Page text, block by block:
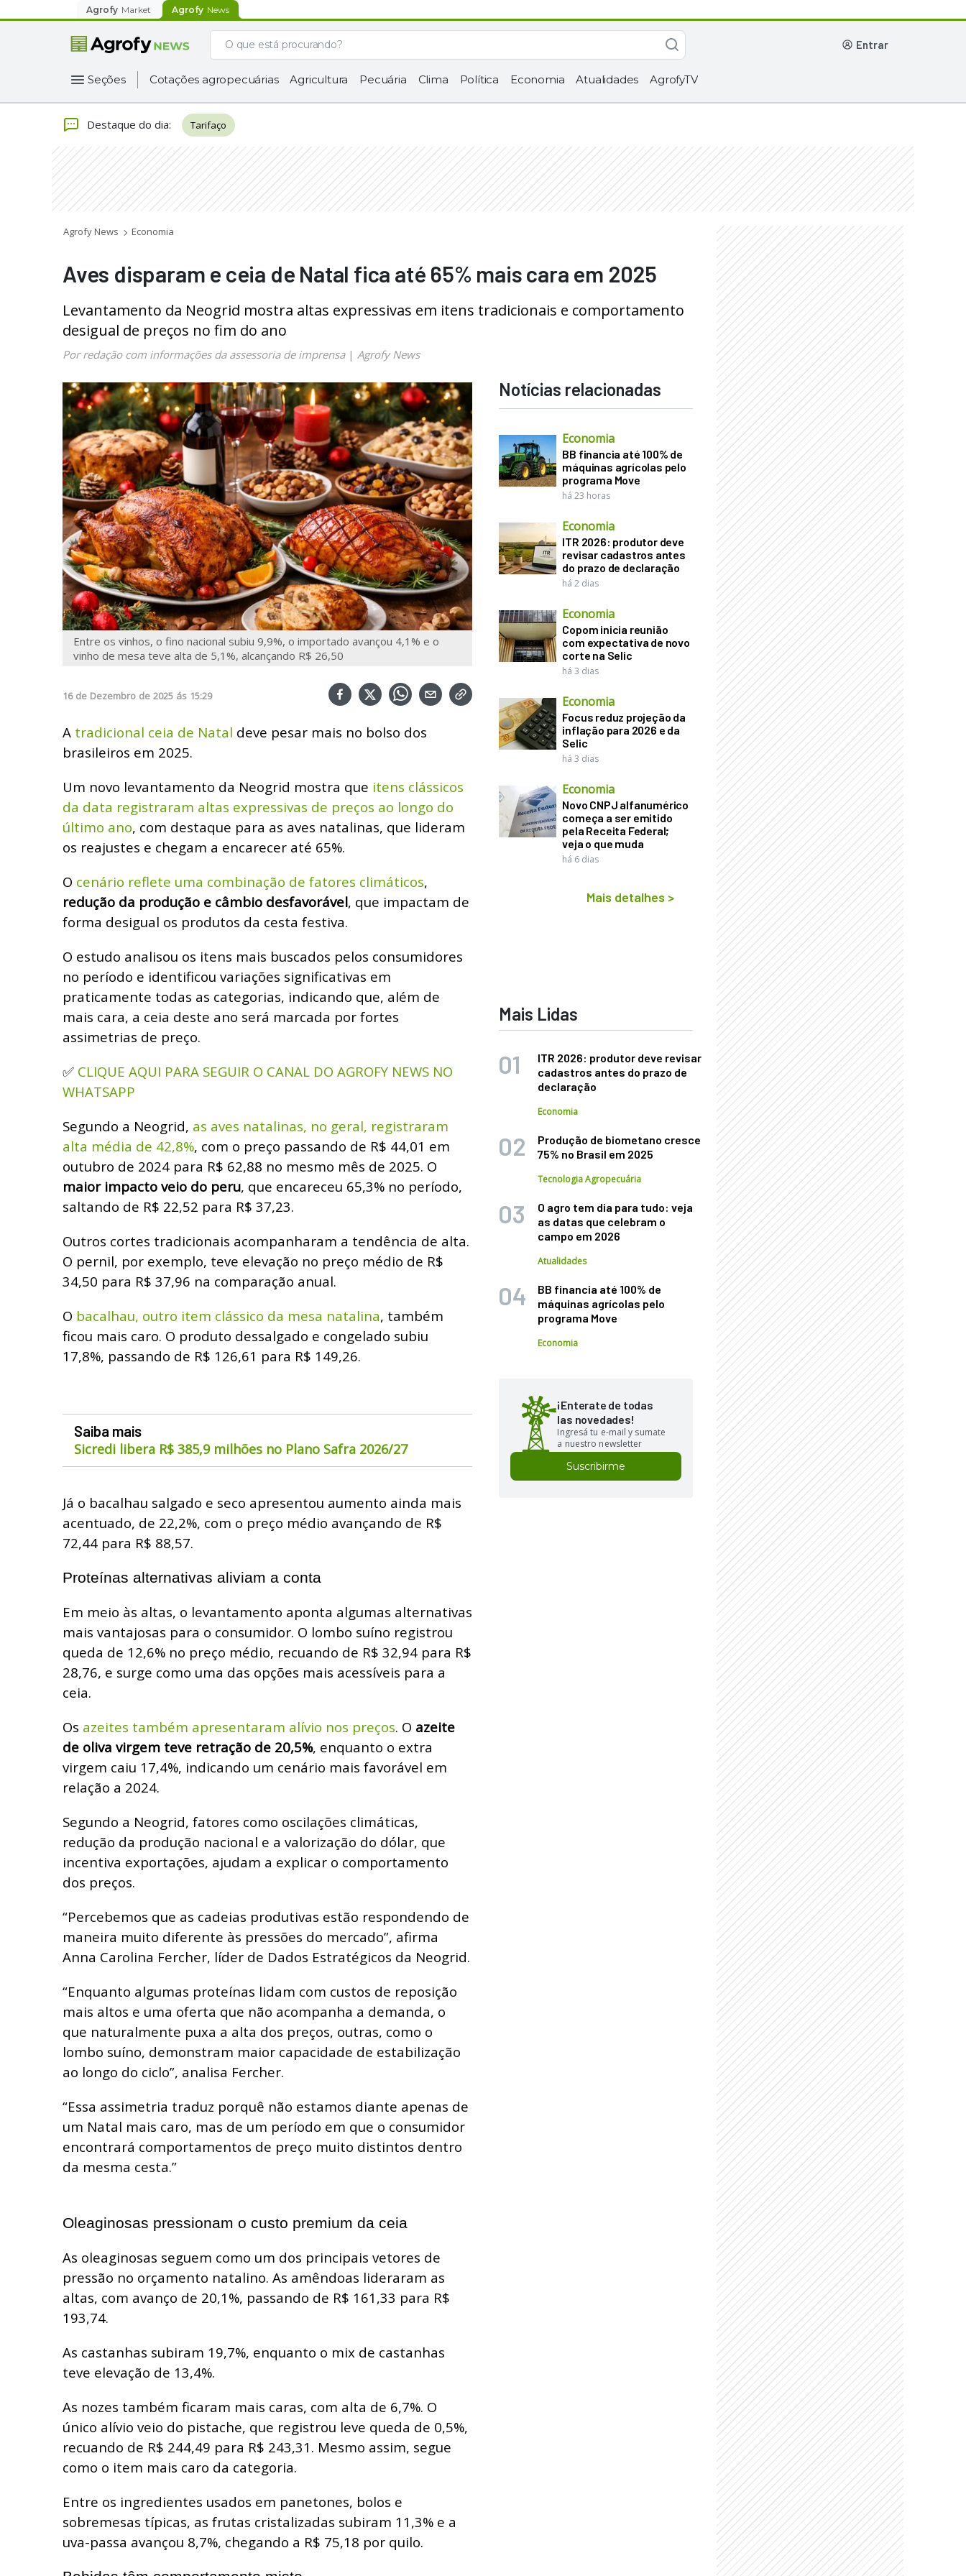
Agrofy Market Agrofy News
entrar
Seções Cotações agropecuárias Agricultura Pecuária Clima Política Economia Atualidades AgrofyTV
Destaque do dia: Tarifaço
Agrofy News Economia
Aves disparam e ceia de Natal fica até 65% mais cara em 2025
Levantamento da Neogrid mostra altas expressivas em itens tradicionais e comportamento
desigual de preços no fim do ano
Por redação com informações da assessoria de imprensa| Agrofy News
Entre os vinhos, o fino nacional subiu 9,9%, o importado avançou 4,1% e o
vinho de mesa teve alta de 5,1%, alcançando R$ 26,50
16 de Dezembro de 2025 ás 15:29
A tradicional ceia de Natal deve pesar mais no bolso dos
brasileiros em 2025.
Um novo levantamento da Neogrid mostra que itens clássicos
da data registraram altas expressivas de preços ao longo do
último ano, com destaque para as aves natalinas, que lideram
os reajustes e chegam a encarecer até 65%.
O cenário reflete uma combinação de fatores climáticos,
redução da produção e câmbio desfavorável, que impactam de
forma desigual os produtos da cesta festiva.
O estudo analisou os itens mais buscados pelos consumidores
no período e identificou variações significativas em
praticamente todas as categorias, indicando que, além de
mais cara, a ceia deste ano será marcada por fortes
assimetrias de preço.
✅ CLIQUE AQUI PARA SEGUIR O CANAL DO AGROFY NEWS NO
WHATSAPP
Segundo a Neogrid, as aves natalinas, no geral, registraram
alta média de 42,8%, com o preço passando de R$ 44,01 em
outubro de 2024 para R$ 62,88 no mesmo mês de 2025. O
maior impacto veio do peru, que encareceu 65,3% no período,
saltando de R$ 22,52 para R$ 37,23.
Outros cortes tradicionais acompanharam a tendência de alta.
O pernil, por exemplo, teve elevação no preço médio de R$
34,50 para R$ 37,96 na comparação anual.
O bacalhau, outro item clássico da mesa natalina, também
ficou mais caro. O produto dessalgado e congelado subiu
17,8%, passando de R$ 126,61 para R$ 149,26.
Saiba mais
Sicredi libera R$ 385,9 milhões no Plano Safra 2026/27
Já o bacalhau salgado e seco apresentou aumento ainda mais
acentuado, de 22,2%, com o preço médio avançando de R$
72,44 para R$ 88,57.
Proteínas alternativas aliviam a conta
Em meio às altas, o levantamento aponta algumas alternativas
mais vantajosas para o consumidor. O lombo suíno registrou
queda de 12,6% no preço médio, recuando de R$ 32,94 para R$
28,76, e surge como uma das opções mais acessíveis para a
ceia.
Os azeites também apresentaram alívio nos preços. O azeite
de oliva virgem teve retração de 20,5%, enquanto o extra
virgem caiu 17,4%, indicando um cenário mais favorável em
relação a 2024.
Segundo a Neogrid, fatores como oscilações climáticas,
redução da produção nacional e a valorização do dólar, que
incentiva exportações, ajudam a explicar o comportamento
dos preços.
“Percebemos que as cadeias produtivas estão respondendo de
maneira muito diferente às pressões do mercado”, afirma
Anna Carolina Fercher, líder de Dados Estratégicos da Neogrid.
“Enquanto algumas proteínas lidam com custos de reposição
mais altos e uma oferta que não acompanha a demanda, o
que naturalmente puxa a alta dos preços, outras, como o
lombo suíno, demonstram maior capacidade de estabilização
ao longo do ciclo”, analisa Fercher.
“Essa assimetria traduz porquê não estamos diante apenas de
um Natal mais caro, mas de um período em que o consumidor
encontrará comportamentos de preço muito distintos dentro
da mesma cesta.”
Oleaginosas pressionam o custo premium da ceia
As oleaginosas seguem como um dos principais vetores de
pressão no orçamento natalino. As amêndoas lideraram as
altas, com avanço de 20,1%, passando de R$ 161,33 para R$
193,74.
As castanhas subiram 19,7%, enquanto o mix de castanhas
teve elevação de 13,4%.
As nozes também ficaram mais caras, com alta de 6,7%. O
único alívio veio do pistache, que registrou leve queda de 0,5%,
recuando de R$ 244,49 para R$ 243,31. Mesmo assim, segue
como o item mais caro da categoria.
Entre os ingredientes usados em panetones, bolos e
sobremesas típicas, as frutas cristalizadas subiram 11,3% e a
uva-passa avançou 8,7%, chegando a R$ 75,18 por quilo.
Notícias relacionadas
Economia
BB financia até 100% de
máquinas agrícolas pelo
programa Move
há 23 horas
Economia
ITR 2026: produtor deve
revisar cadastros antes
do prazo de declaração
há 2 dias
Economia
Copom inicia reunião
com expectativa de novo
corte na Selic
há 3 dias
Economia
Focus reduz projeção da
inflação para 2026 e da
Selic
há 3 dias
Economia
Novo CNPJ alfanumérico
começa a ser emitido
pela Receita Federal;
veja o que muda
há 6 dias
Mais detalhes >
Mais Lidas
ITR 2026: produtor deve revisar
cadastros antes do prazo de
declaração
Economia
Produção de biometano cresce
75% no Brasil em 2025
Tecnologia Agropecuária
O agro tem dia para tudo: veja
as datas que celebram o
campo em 2026
Atualidades
BB financia até 100% de
máquinas agrícolas pelo
programa Move
Economia
¡Enterate de todas
las novedades!
Ingresá tu e-mail y sumate
a nuestro newsletter
Suscribirme